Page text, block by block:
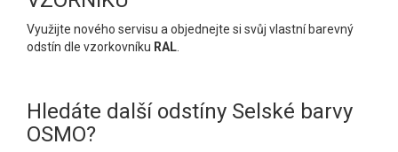
Využijte nového servisu a objednejte si svůj vlastní barevný
odstín dle vzorkovníku RAL
Hledáte další odstíny Selské barvy
OSMO?